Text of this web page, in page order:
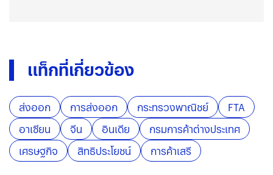
แท็กที่เกี่ยวข้อง
ส่งออก การส่งออก กระทรวงพาณิชย์
FTA
อาเซียน
จีน อินเดีย
กรมการค้าต่างประเทศ
เศรษฐกิจ
สิทธิประโยชน์ การค้าเสรี